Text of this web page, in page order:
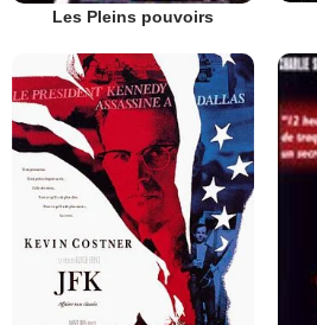
Les Pleins pouvoirs